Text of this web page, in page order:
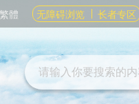
繁體 无障碍浏览 长者专区